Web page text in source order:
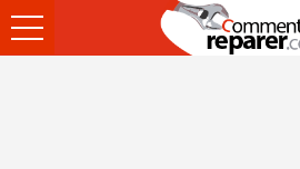
Ouvrir
le